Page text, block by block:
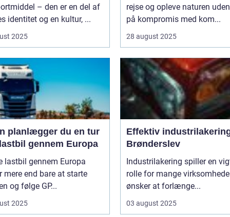
– den er en del af
identitet og en kultur, ...
2025
rejse og opleve naturen
på kompromis med kom...
28 august 2025
planlægger du en tur
gennem Europa
lastbil gennem Europa
mere end bare at starte
og følge GP...
2025
Effektiv
Brønderslev
Industrilakering spiller en
rolle for mange
ønsker at forlænge...
03 august 2025